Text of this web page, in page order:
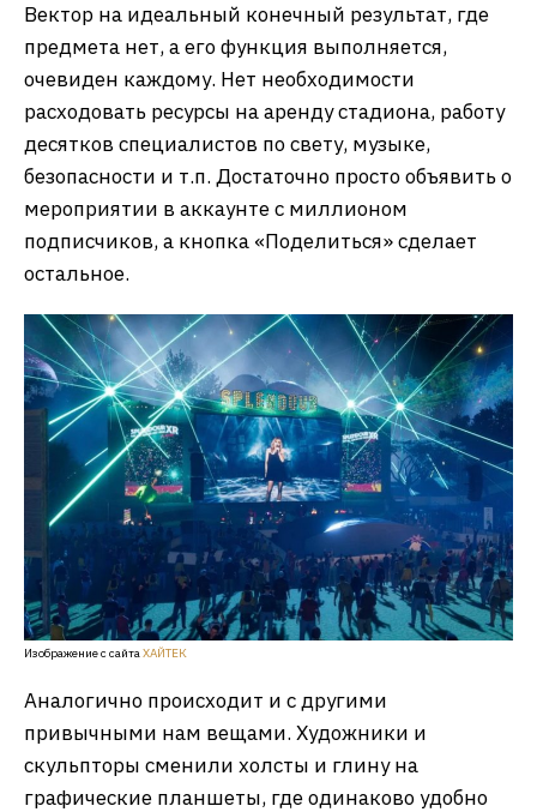
Вектор на идеальный конечный результат, где
предмета нет, а его функция выполняется,
очевиден каждому. Нет необходимости
расходовать ресурсы на аренду стадиона, работу
десятков специалистов по свету, музыке,
безопасности и т.п. Достаточно просто объявить о
мероприятии в аккаунте с миллионом
подписчиков, а кнопка «Поделиться» сделает
остальное.
Изображение с сайтаХАЙТЕК
Аналогично происходит и с другими
привычными нам вещами. Художники и
скульпторы сменили холсты и глину на
графические планшеты, где одинаково удобно